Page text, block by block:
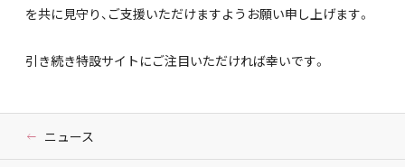
を共に見守り、ご支援いただけますようお願い申し上げます。
引き続き特設サイトにご注目いただければ幸いです。
ニュース